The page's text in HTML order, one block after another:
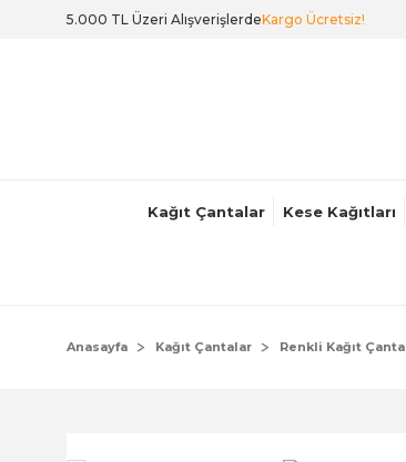
5.000 TL Üzeri AlışverişlerdeKargo Ücretsiz!
Kağıt Çantalar Kese Kağıtları
Anasayfa Kağıt Çantalar Renkli Kağıt Çanta